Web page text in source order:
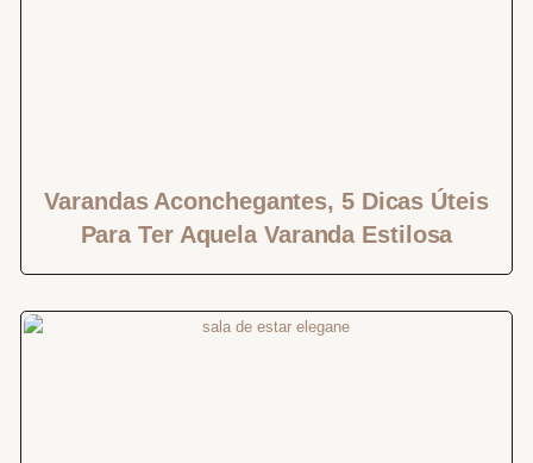
Varandas Aconchegantes, 5 Dicas Úteis
Para Ter Aquela Varanda Estilosa